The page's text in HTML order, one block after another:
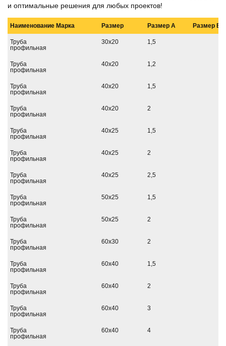
и оптимальные решения для любых проектов!
Наименование Марка Размер Размер A Размер B
Труба
профильная
30х20 1,5
Труба
профильная
40х20 1,2
Труба
профильная
40х20 1,5
Труба
профильная
40х20 2
Труба
профильная
40х25 1,5
Труба
профильная
40х25 2
Труба
профильная
40х25 2,5
Труба
профильная
50х25 1,5
Труба
профильная
50х25 2
Труба
профильная
60х30 2
Труба
профильная
60х40 1,5
Труба
профильная
60х40 2
Труба
профильная
60х40 3
Труба
профильная
60х40 4